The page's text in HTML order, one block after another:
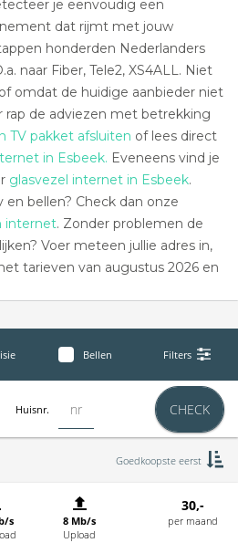
je eenvoudig een
dat rijmt met jouw
honderden Nederlanders
naar Fiber, Tele2, XS4ALL. Niet
omdat de huidige aanbieder niet
rap de adviezen met betrekking
TV pakket afsluiten of lees direct
in Esbeek. Eveneens vind je
glasvezel internet in Esbeek.
bellen? Check dan onze
internet. Zonder problemen de
Voer meteen jullie adres in,
tarieven van augustus 2026 en
Bellen Filters
Huisnr. CHECK
Goedkoopste eerst
s
8 Mb/s
Upload
30,-
per maand